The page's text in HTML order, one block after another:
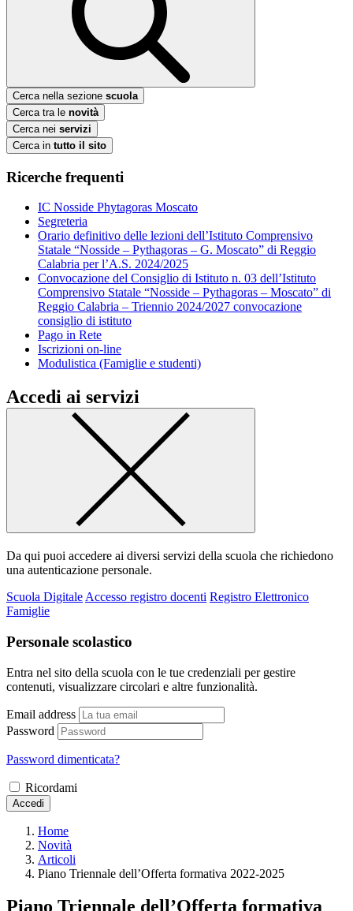
Cerca nella sezione scuola
Cerca tra le novità
Cerca nei servizi
Cerca in tutto il sito
Ricerche frequenti
IC Nosside Phytagoras Moscato
Segreteria
Orario definitivo delle lezioni dell’Istituto Comprensivo
Statale “Nosside – Pythagoras – G. Moscato” di Reggio
Calabria per l’A.S. 2024/2025
Convocazione del Consiglio di Istituto n. 03 dell’Istituto
Comprensivo Statale “Nosside – Pythagoras – Moscato” di
Reggio Calabria – Triennio 2024/2027 convocazione
consiglio di istituto
Pago in Rete
Iscrizioni on-line
Modulistica (Famiglie e studenti)
Accedi ai servizi
Da qui puoi accedere ai diversi servizi della scuola che richiedono
una autenticazione personale.
Scuola Digitale Accesso registro docenti Registro Elettronico
Famiglie
Personale scolastico
Entra nel sito della scuola con le tue credenziali per gestire
contenuti, visualizzare circolari e altre funzionalità.
Email address
Password
Password dimenticata?
Ricordami
Accedi
Home
Novità
Articoli
Piano Triennale dell’Offerta formativa 2022-2025
Piano Triennale dell’Offerta formativa